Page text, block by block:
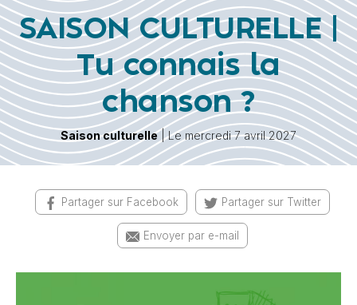
SAISON CULTURELLE |
Tu connais la
chanson ?
Saison culturelle| Le mercredi 7 avril 2027
Partager sur Facebook Partager sur Twitter
Envoyer par e-mail